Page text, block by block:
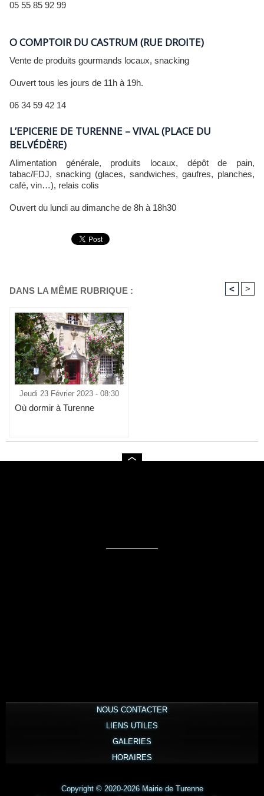
05 55 85 92 99
O COMPTOIR DU CASTRUM (RUE DROITE)
Vente de produits gourmands locaux, snacking
Ouvert tous les jours de 11h à 19h.
06 34 59 42 14
L’EPICERIE DE TURENNE – VIVAL (PLACE DU
BELVÉDÈRE)
Alimentation générale, produits locaux, dépôt de pain,
tabac/FDJ, snacking (glaces, sandwiches, gaufres, planches,
café, vin…), relais colis
Ouvert du lundi au dimanche de 8h à 18h30
DANS LA MÊME RUBRIQUE : < >
Jeudi 23 Février 2023 - 08:30
Où dormir à Turenne
NOUS CONTACTER
LIENS UTILES
GALERIES
HORAIRES
Copyright © 2020-2026 Mairie de Turenne